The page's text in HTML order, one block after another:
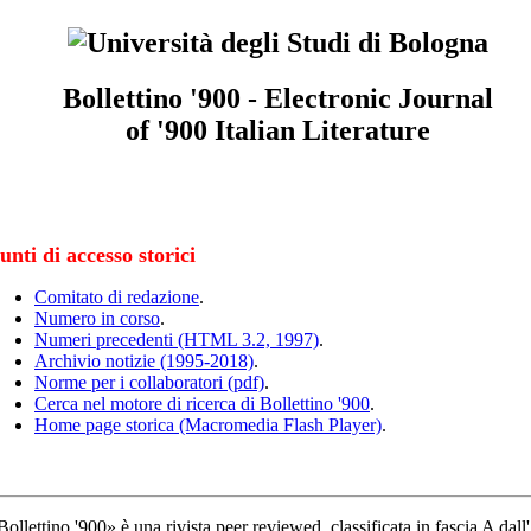
Bollettino '900 - Electronic Journal
of '900 Italian Literature
di accesso storici
Comitato di redazione.
Numero in corso.
Numeri precedenti (HTML 3.2, 1997).
Archivio notizie (1995-2018).
Norme per i collaboratori (pdf).
Cerca nel motore di ricerca di Bollettino '900.
Home page storica (Macromedia Flash Player).
'900» è una rivista peer reviewed, classificata in fascia A dall'